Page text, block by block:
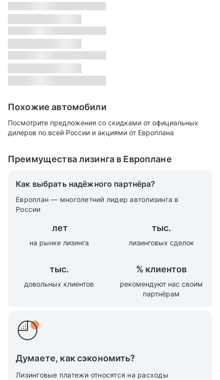
Похожие автомобили
Посмотрите предложения со скидками от официальных
дилеров по всей России и акциями от Европлана
Преимущества лизинга в Европлане
Как выбрать надёжного партнёра?
Европлан — многолетний лидер автолизинга в
России
лет
на рынке лизинга
тыс.
лизинговых сделок
тыс.
довольных клиентов
% клиентов
рекомендуют нас своим
партнёрам
Думаете, как сэкономить?
Лизинговые платежи относятся на расходы